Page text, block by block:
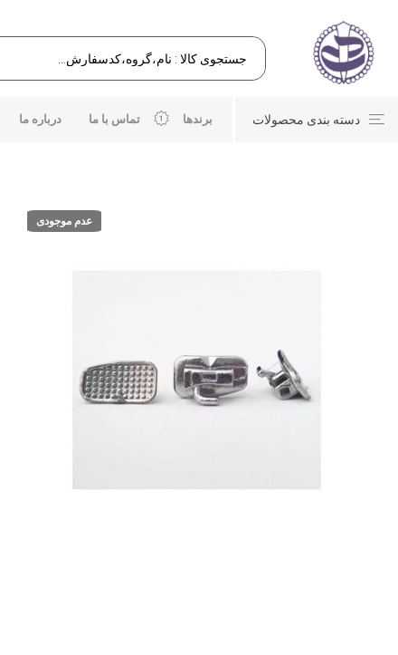
دسته بندی محصولات برندها تماس با ما درباره ما
عدم موجودی